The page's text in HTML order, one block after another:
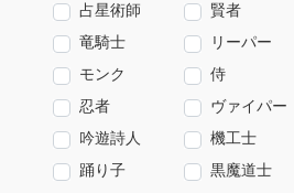
占星術師
賢者
竜騎士
リーパー
モンク
侍
忍者
ヴァイパー
吟遊詩人
機工士
踊り子
黒魔道士